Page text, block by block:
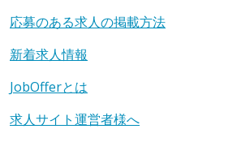
応募のある求人の掲載方法
新着求人情報
JobOfferとは
求人サイト運営者様へ